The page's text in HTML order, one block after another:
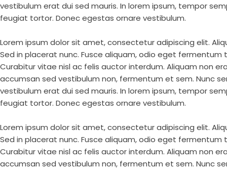
vestibulum erat dui sed mauris. In lorem ipsum, tempor
feugiat tortor. Donec egestas ornare vestibulum.
Lorem ipsum dolor sit amet, consectetur adipiscing elit.
Sed in placerat nunc. Fusce aliquam, odio eget fermentum
Curabitur vitae nisl ac felis auctor interdum. Aliquam non
accumsan sed vestibulum non, fermentum et sem. Nunc
vestibulum erat dui sed mauris. In lorem ipsum, tempor
feugiat tortor. Donec egestas ornare vestibulum.
Lorem ipsum dolor sit amet, consectetur adipiscing elit.
Sed in placerat nunc. Fusce aliquam, odio eget fermentum
Curabitur vitae nisl ac felis auctor interdum. Aliquam non
accumsan sed vestibulum non, fermentum et sem. Nunc